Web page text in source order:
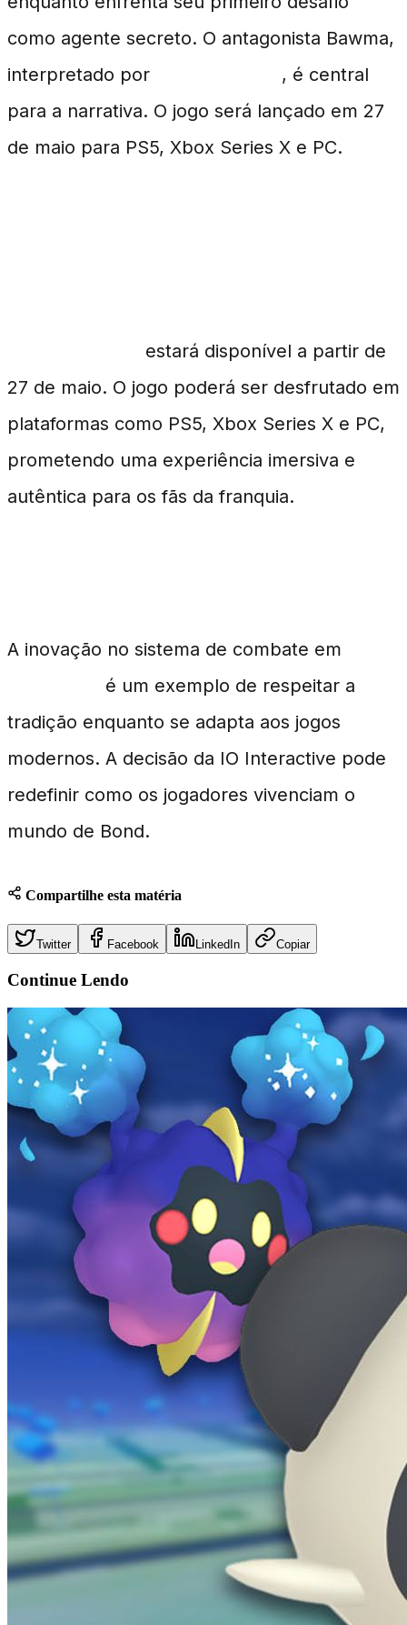
como agente secreto. O antagonista Bawma,
interpretado por
, é central
para a narrativa. O jogo será lançado em 27
de maio para PS5, Xbox Series X e PC.
estará disponível a partir de
27 de maio. O jogo poderá ser desfrutado em
plataformas como PS5, Xbox Series X e PC,
prometendo uma experiência imersiva e
autêntica para os fãs da franquia.
A inovação no sistema de combate em
é um exemplo de respeitar a
tradição enquanto se adapta aos jogos
modernos. A decisão da IO Interactive pode
redefinir como os jogadores vivenciam o
mundo de Bond.
Compartilhe esta matéria
Twitter Facebook LinkedIn Copiar
Continue Lendo